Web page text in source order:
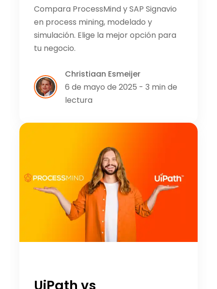
Compara ProcessMind y SAP Signavio
en process mining, modelado y
simulación. Elige la mejor opción para
tu negocio.
Christiaan Esmeijer
6 de mayo de 2025 - 3 min de
lectura